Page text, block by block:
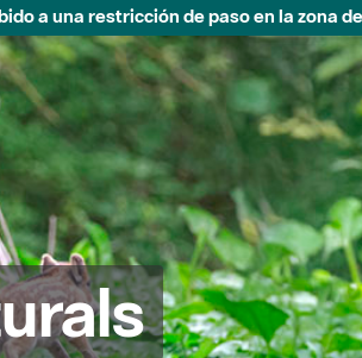
a una restricción de paso en la zona